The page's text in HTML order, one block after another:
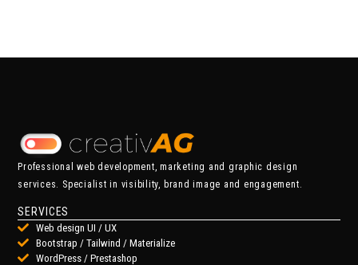
Professional web development, marketing and graphic design
services. Specialist in visibility, brand image and engagement.
SERVICES
Web design UI / UX
Bootstrap / Tailwind / Materialize
WordPress / Prestashop